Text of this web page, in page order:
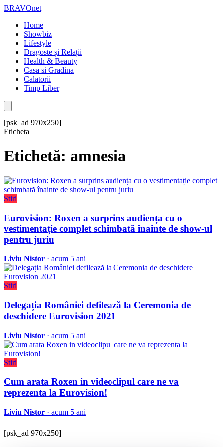
BRAVOnet
Home
Showbiz
Lifestyle
Dragoste și Relații
Health & Beauty
Casa si Gradina
Calatorii
Timp Liber
[psk_ad 970x250]
Eticheta
Etichetă: amnesia
Stiri
Eurovision: Roxen a surprins audiența cu o
vestimentație complet schimbată înainte de show-ul
pentru juriu
Liviu Nistor · acum 5 ani
Stiri
Delegația României defilează la Ceremonia de
deschidere Eurovision 2021
Liviu Nistor · acum 5 ani
Stiri
Cum arata Roxen in videoclipul care ne va
reprezenta la Eurovision!
Liviu Nistor · acum 5 ani
[psk_ad 970x250]